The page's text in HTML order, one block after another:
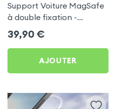
Support Voiture MagSafe
à double fixation -
Acefast pour Vivo Y33s
39,90 €
AJOUTER